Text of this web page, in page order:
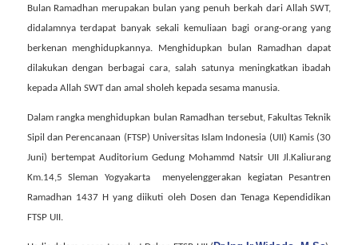
Bulan Ramadhan merupakan bulan yang penuh berkah dari Allah SWT,
didalamnya terdapat banyak sekali kemuliaan bagi orang-orang yang
berkenan menghidupkannya. Menghidupkan bulan Ramadhan dapat
dilakukan dengan berbagai cara, salah satunya meningkatkan ibadah
kepada Allah SWT dan amal sholeh kepada sesama manusia.
Dalam rangka menghidupkan bulan Ramadhan tersebut, Fakultas Teknik
Sipil dan Perencanaan (FTSP) Universitas Islam Indonesia (UII)Kamis (30
Juni) bertempat Auditorium Gedung Mohammd Natsir UIIJl.Kaliurang
Km.14,5 Sleman Yogyakarta
menyelenggerakan kegiatan Pesantren
Ramadhan 1437 H yang diikuti oleh Dosen dan Tenaga Kependidikan
FTSP UII.